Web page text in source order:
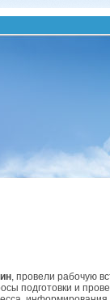
, провели рабочую
подготовки и